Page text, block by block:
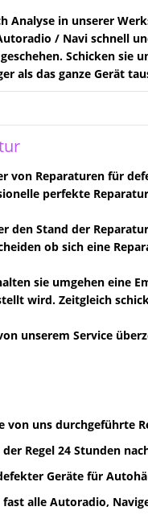
Analyse in unserer
/ Navi schnell
Schicken sie
als das ganze Gerät
von Reparaturen für
perfekte
den Stand der
ob sich eine
sie umgehen eine
wird. Zeitgleich
unserem Service
von uns durchgeführte
Regel 24 Stunden
Geräte für
alle Autoradio,